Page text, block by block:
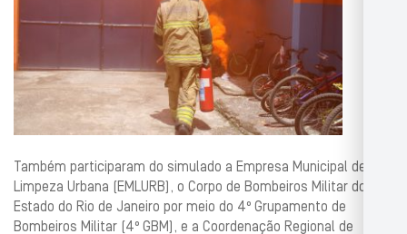
Também participaram do simulado a Empresa Municipal de
Limpeza Urbana (EMLURB), o Corpo de Bombeiros Militar do
Estado do Rio de Janeiro por meio do 4º Grupamento de
Bombeiros Militar (4º GBM), e a Coordenação Regional de